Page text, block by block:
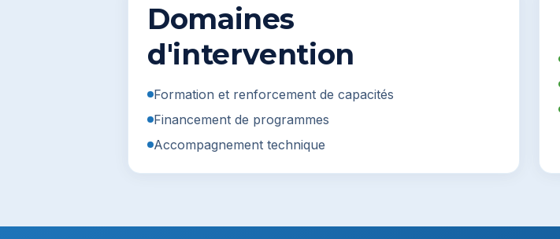
Domaines
d'intervention
Formation et renforcement de capacités
Financement de programmes
Accompagnement technique